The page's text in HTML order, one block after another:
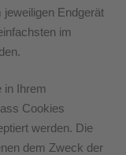
Endgerät
im
in Ihrem
Cookies
werden. Die
dem Zweck der